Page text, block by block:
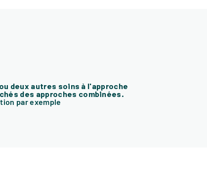
deux autres soins à l'approche
des approches combinées.
par exemple